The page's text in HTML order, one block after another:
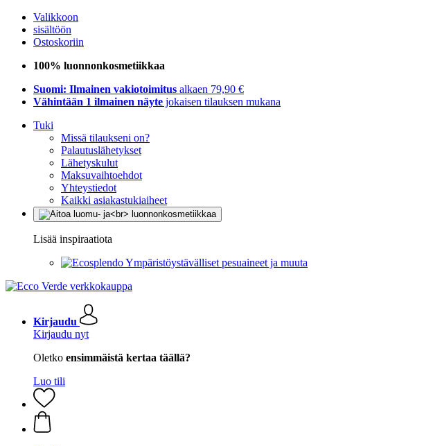
Valikkoon
sisältöön
Ostoskoriin
100% luonnonkosmetiikkaa
Suomi: Ilmainen vakiotoimitus alkaen 79,90 €
Vähintään 1 ilmainen näyte jokaisen tilauksen mukana
Tuki
Missä tilaukseni on?
Palautuslähetykset
Lähetyskulut
Maksuvaihtoehdot
Yhteystiedot
Kaikki asiakastukiaiheet
Lisää inspiraatiota
Ympäristöystävälliset pesuaineet ja muuta
Kirjaudu
Kirjaudu nyt
Oletko ensimmäistä kertaa täällä?
Luo tili